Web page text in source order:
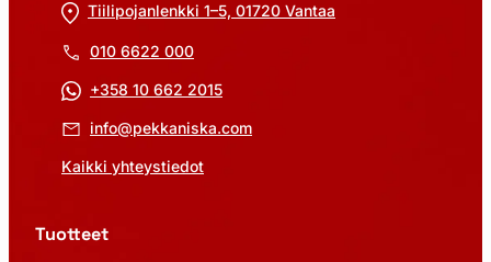
Tiilipojanlenkki 1–5, 01720 Vantaa
010 6622 000
+358 10 662 2015
info@pekkaniska.com
Kaikki yhteystiedot
Tuotteet